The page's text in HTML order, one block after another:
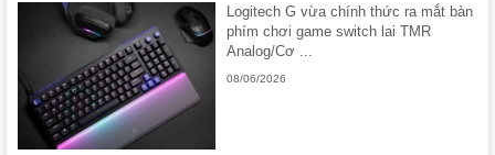
Logitech G vừa chính thức ra mắt bàn
phím chơi game switch lai TMR
Analog/Cơ ...
08/06/2026